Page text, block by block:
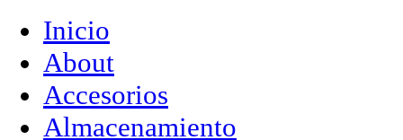
Inicio
About
Accesorios
Almacenamiento